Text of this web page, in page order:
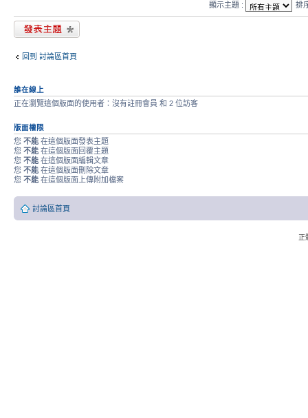
顯示主題 : 排
發表新主題
回到 討論區首頁
誰在線上
正在瀏覽這個版面的使用者：沒有註冊會員 和 2 位訪客
版面權限
您 不能 在這個版面發表主題
您 不能 在這個版面回覆主題
您 不能 在這個版面編輯文章
您 不能 在這個版面刪除文章
您 不能 在這個版面上傳附加檔案
討論區首頁
正